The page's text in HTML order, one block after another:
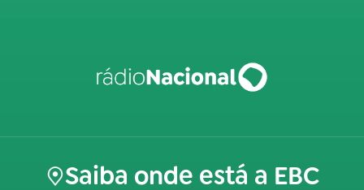
Saiba onde está a EBC